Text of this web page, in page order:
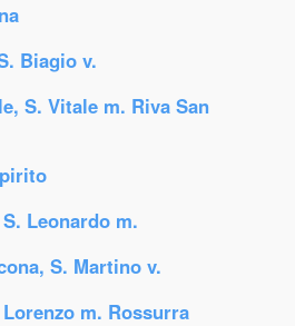
Biagio v.
S. Vitale m. Riva San
Leonardo m.
S. Martino v.
m. Rossurra